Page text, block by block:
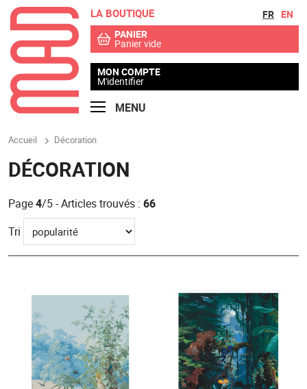
Aller au menu
Aller au contenu FR EN
LA BOUTIQUE
PANIER
Panier vide
MON COMPTE
M'identifier
MENU
Accueil Décoration
DÉCORATION
Page4/5 - Articles trouvés : 66
Tri